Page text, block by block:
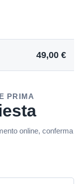
PRIMA
online, conferma
49,00 €